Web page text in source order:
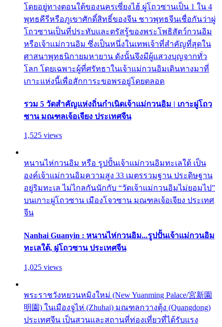
โดยอยู่ทางตอนใต้ของนครเซี่ยงไฮ้ ผู่โถวซานเป็น 1 ใน 4
พุทธคีรีหรือภูเขาศักดิ์สิทธิ์ของจีน ชาวพุทธจีนเชื่อกันว่าผู่
โถวซานเป็นที่ประทับและตรัสรู้ของพระโพธิสัตว์กวนอิม
หรือเจ้าแม่กวนอิม ซึ่งเป็นหนึ่งในเทพเจ้าที่สำคัญที่สุดใน
ศาสนาพุทธนิกายมหายาน ดังนั้นจึงมีผู้แสวงบุญจากทั่ว
โลก โดยเฉพาะผู้ที่ศรัทธาในเจ้าแม่กวนอิมเดินทางมาที่
เกาะแห่งนี้เพื่อสักการะขอพรอยู่โดยตลอด
รวม 5 วัดสำคัญแห่งถิ่นกำเนิดเจ้าแม่กวนอิม | เกาะผู่โถว
ซาน มณฑลเจ้อเจียง ประเทศจีน
1,525 views
หนานไห่กวนอิม หรือ รูปปั้นเจ้าแม่กวนอิมทะเลใต้ เป็น
องค์เจ้าแม่กวนอิมความสูง 33 เมตรรวมฐาน ประดิษฐาน
อยู่ริมทะเล ไม่ไกลกันนักกับ “วัดเจ้าแม่กวนอิมไม่ยอมไป”
บนเกาะผู่โถวซาน เมืองโจวซาน มณฑลเจ้อเจียง ประเทศ
จีน
Nanhai Guanyin : หนานไห่กวนอิม...รูปปั้นเจ้าแม่กวนอิม
ทะเลใต้, ผู่โถวซาน ประเทศจีน
1,025 views
พระราชวังหยวนหมิงใหม่ (New Yuanming Palace/宮新園
明園) ในเมืองจูไห่ (Zhuhai) มณฑลกวางตุ้ง (Quangdong)
ประเทศจีน เป็นสวนและสถานที่ท่องเที่ยวที่ได้รับแรง